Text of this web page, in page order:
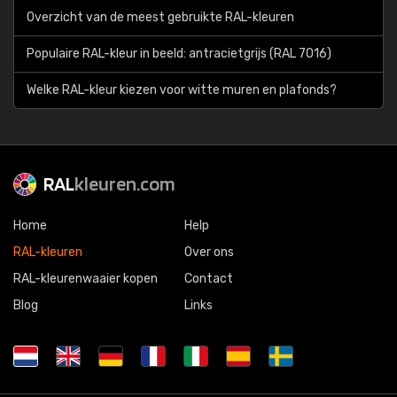
Overzicht van de meest gebruikte RAL-kleuren
Populaire RAL-kleur in beeld: antracietgrijs (RAL 7016)
Welke RAL-kleur kiezen voor witte muren en plafonds?
RALkleuren.com
Home
RAL-kleuren
RAL-kleurenwaaier kopen
Blog
Help
Over ons
Contact
Links